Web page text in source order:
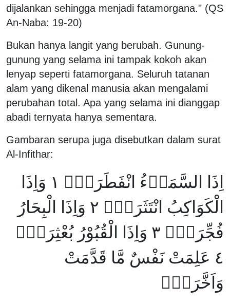
dijalankan sehingga menjadi fatamorgana." (QS
An-Naba: 19-20)
Bukan hanya langit yang berubah. Gunung-
gunung yang selama ini tampak kokoh akan
lenyap seperti fatamorgana. Seluruh tatanan
alam yang dikenal manusia akan mengalami
perubahan total. Apa yang selama ini dianggap
abadi ternyata hanya sementara.
Gambaran serupa juga disebutkan dalam surat
Al-Infithar:
اِذَا السَّمَاۤءُ انْفَطَرَتْۙ ١ وَاِذَا
الْكَوَاكِبُ انْتَثَرَتْۙ ٢ وَاِذَا الْبِحَارُ
فُجِّرَتْۙ ٣ وَاِذَا الْقُبُوْرُ بُعْثِرَتْۙ
٤ عَلِمَتْ نَفْسٌ مَّا قَدَّمَتْ
وَاَخَّرَتْۗ